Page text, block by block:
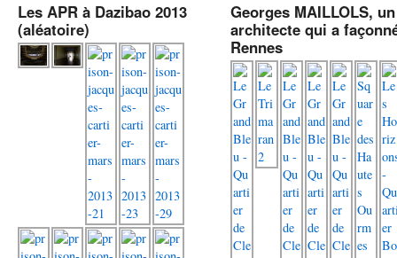
Les APR à Dazibao 2013
(aléatoire)
Georges MAILLOLS, un
architecte qui a
Rennes